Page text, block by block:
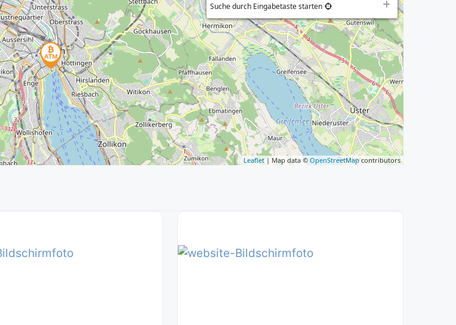
Suche durch Eingabetaste starten
Leaflet | Map data © OpenStreetMapcontributors